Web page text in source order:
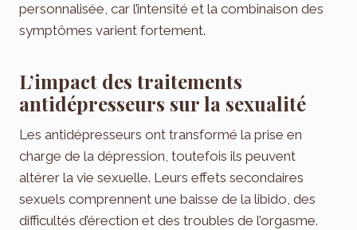
personnalisée, car l’intensité et la combinaison des
symptômes varient fortement.
L’impact des traitements
antidépresseurs sur la sexualité
Les antidépresseurs ont transformé la prise en
charge de la dépression, toutefois ils peuvent
altérer la vie sexuelle. Leurs effets secondaires
sexuels comprennent une baisse de la libido, des
difficultés d’érection et des troubles de l’orgasme.